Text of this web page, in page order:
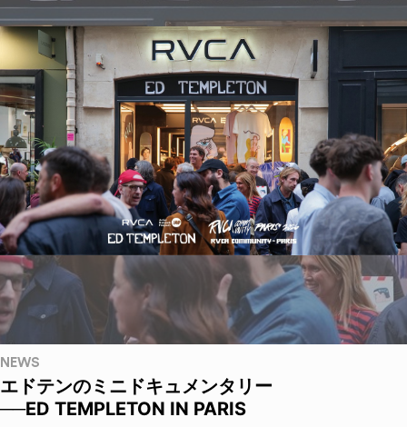
NEWS
エドテンのミニドキュメンタリー
──ED TEMPLETON IN PARIS